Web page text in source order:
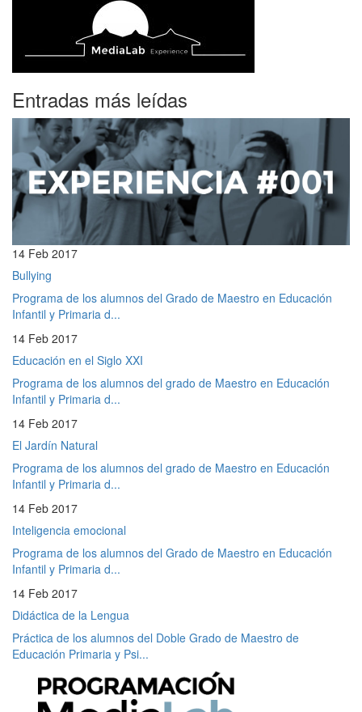
Entradas más leídas
14 Feb 2017
Bullying
Programa de los alumnos del Grado de Maestro en Educación
Infantil y Primaria d...
14 Feb 2017
Educación en el Siglo XXI
Programa de los alumnos del grado de Maestro en Educación
Infantil y Primaria d...
14 Feb 2017
El Jardín Natural
Programa de los alumnos del grado de Maestro en Educación
Infantil y Primaria d...
14 Feb 2017
Inteligencia emocional
Programa de los alumnos del Grado de Maestro en Educación
Infantil y Primaria d...
14 Feb 2017
Didáctica de la Lengua
Práctica de los alumnos del Doble Grado de Maestro de
Educación Primaria y Psi...